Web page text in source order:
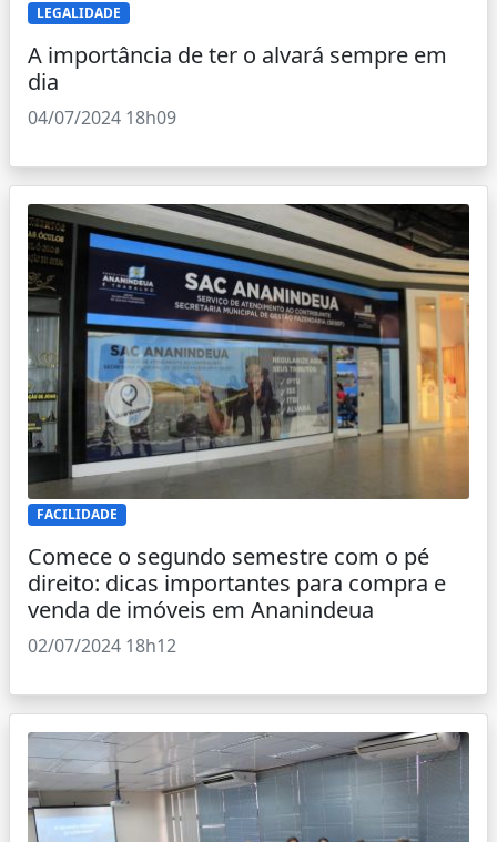
LEGALIDADE
A importância de ter o alvará sempre em
dia
04/07/2024 18h09
FACILIDADE
Comece o segundo semestre com o pé
direito: dicas importantes para compra e
venda de imóveis em Ananindeua
02/07/2024 18h12